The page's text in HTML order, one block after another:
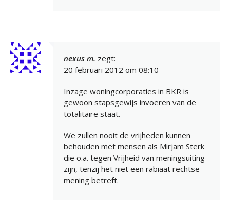
nexus m. zegt:
20 februari 2012 om 08:10
Inzage woningcorporaties in BKR is
gewoon stapsgewijs invoeren van de
totalitaire staat.
We zullen nooit de vrijheden kunnen
behouden met mensen als Mirjam Sterk
die o.a. tegen Vrijheid van meningsuiting
zijn, tenzij het niet een rabiaat rechtse
mening betreft.